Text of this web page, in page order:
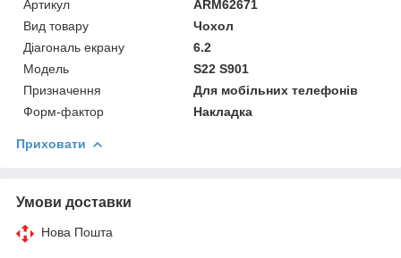
Артикул
ARM62671
Вид товару
Чохол
Діагональ екрану
6.2
Модель
S22 S901
Призначення
Для мобільних телефонів
Форм-фактор
Накладка
Приховати
Умови доставки
Нова Пошта